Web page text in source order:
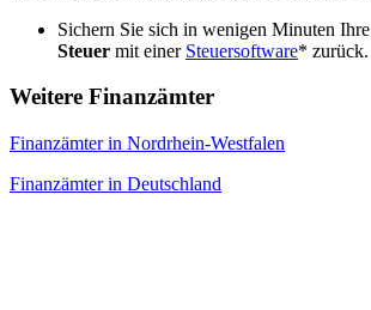
Sichern Sie sich in wenigen Minuten Ihre
Steuer mit einer Steuersoftware* zurück.
Weitere Finanzämter
Finanzämter in Nordrhein-Westfalen
Finanzämter in Deutschland